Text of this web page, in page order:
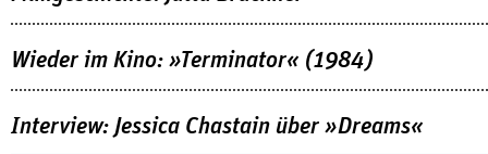
Wieder im Kino: »Terminator« (1984)
Interview: Jessica Chastain über »Dreams«